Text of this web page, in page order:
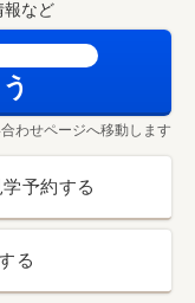
報など
わせページへ移動します
予約する
る